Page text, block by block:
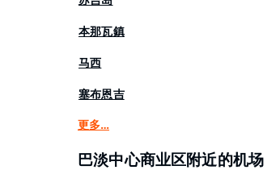
本那瓦鎮
马西
塞布恩吉
更多…
巴淡中心商业区附近的机场